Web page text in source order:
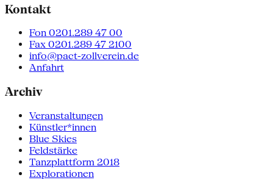
Kontakt
Fon 0201.289 47 00
Fax 0201.289 47 2100
info@pact-zollverein.de
Anfahrt
Archiv
Veranstaltungen
Künstler*innen
Blue Skies
Feldstärke
Tanzplattform 2018
Explorationen